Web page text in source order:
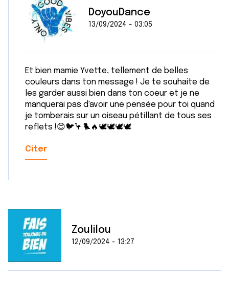
DoyouDance
13/09/2024 - 03:05
Et bien mamie Yvette, tellement de belles
couleurs dans ton message ! Je te souhaite de
les garder aussi bien dans ton coeur et je ne
manquerai pas d'avoir une pensée pour toi quand
je tomberais sur un oiseau pétillant de tous ses
reflets !😊🐦🦩🐦‍🔥🕊🕊🕊🕊
Citer
Zoulilou
12/09/2024 - 13:27